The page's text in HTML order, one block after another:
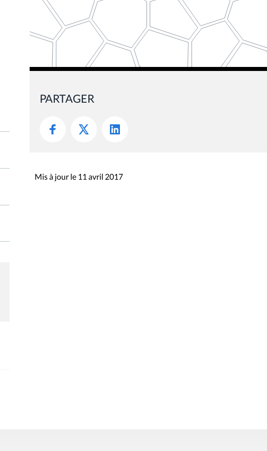
PARTAGER
Mis à jour le 11 avril 2017